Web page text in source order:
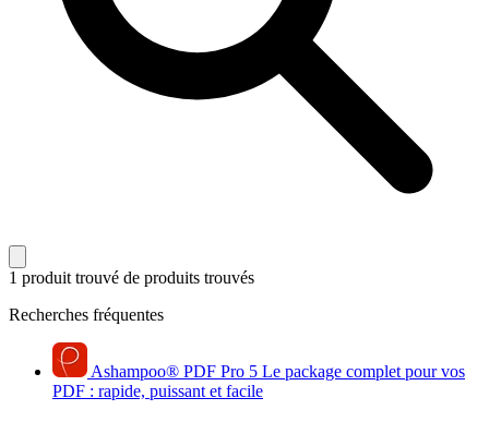
1 produit trouvé de produits trouvés
Recherches fréquentes
Ashampoo® PDF Pro 5 Le package complet pour vos
PDF : rapide, puissant et facile